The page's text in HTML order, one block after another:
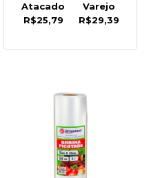
R$9,69
COMPRAR
LISTA DE DESEJO
Bobina Picot P/Frios
Atacado
R$25,79
Varejo
R$29,39